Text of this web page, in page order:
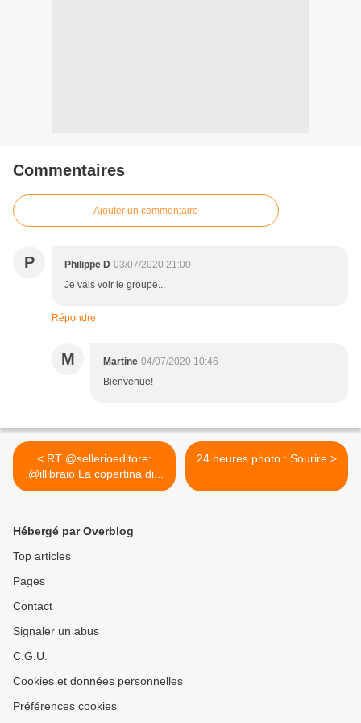
Commentaires
Ajouter un commentaire
P Philippe D 03/07/2020 21:00
Je vais voir le groupe...
Répondre
M Martine 04/07/2020 10:46
Bienvenue!
< RT @sellerioeditore:
.@illibraio La copertina di...
24 heures photo : Sourire >
Hébergé par Overblog
Top articles
Pages
Contact
Signaler un abus
C.G.U.
Cookies et données personnelles
Préférences cookies